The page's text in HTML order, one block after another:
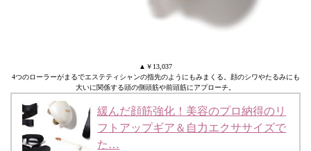
▲￥13,037
4つのローラーがまるでエステティシャンの指先のようにもみまくる。顔のシワやたるみにも
大いに関係する頭の側頭筋や前頭筋にアプローチ。
緩んだ顔筋強化！美容のプロ納得のリ
フトアップギア＆自力エクササイズで
た…